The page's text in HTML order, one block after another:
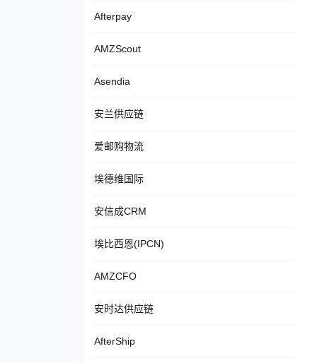
Afterpay
AMZScout
Asendia
安兰供应链
爱邮购物流
埃德维国际
安信成CRM
埃比西恩(IPCN)
AMZCFO
安时达供应链
AfterShip